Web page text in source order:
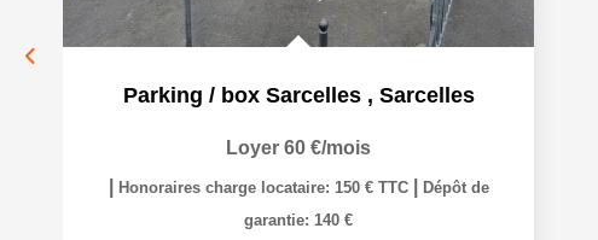
Parking / box Sarcelles , Sarcelles
Loyer 60 €/mois
Honoraires charge locataire: 150 € TTC
Dépôt de
garantie: 140 €